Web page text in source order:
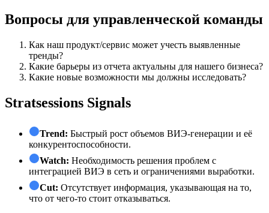
Вопросы для управленческой команды
Как наш продукт/сервис может учесть выявленные
тренды?
Какие барьеры из отчета актуальны для нашего бизнеса?
Какие новые возможности мы должны исследовать?
Stratsessions Signals
Trend: Быстрый рост объемов ВИЭ-генерации и её
конкурентоспособности.
Watch: Необходимость решения проблем с
интеграцией ВИЭ в сеть и ограничениями выработки.
Cut: Отсутствует информация, указывающая на то,
что от чего-то стоит отказываться.